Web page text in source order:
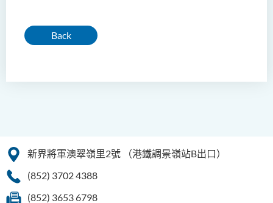
Back
新界將軍澳翠嶺里2號
（港鐵調景嶺站B出口）
(852) 3702 4388
(852) 3653 6798